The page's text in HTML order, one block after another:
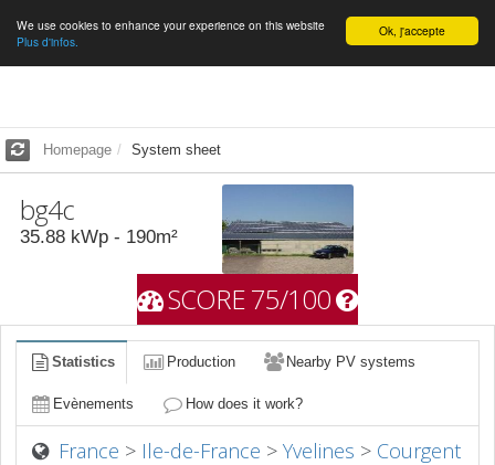
English Ok, j'accepte
We use cookies to enhance your experience on this website
Plus d'infos.
Homepage System sheet
bg4c
35.88 kWp - 190m²
SCORE 75/100
Statistics Production Nearby PV systems
Evènements How does it work?
France > Ile-de-France >Yvelines > Courgent